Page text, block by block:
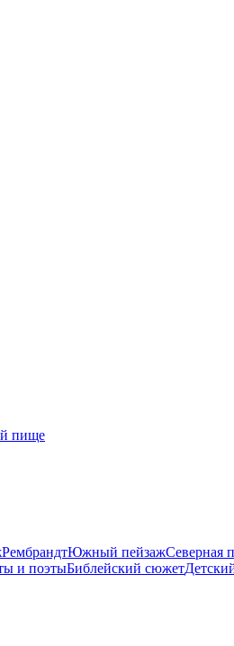
РембрандтЮжный пейзажСеверная
и поэтыБиблейский сюжет